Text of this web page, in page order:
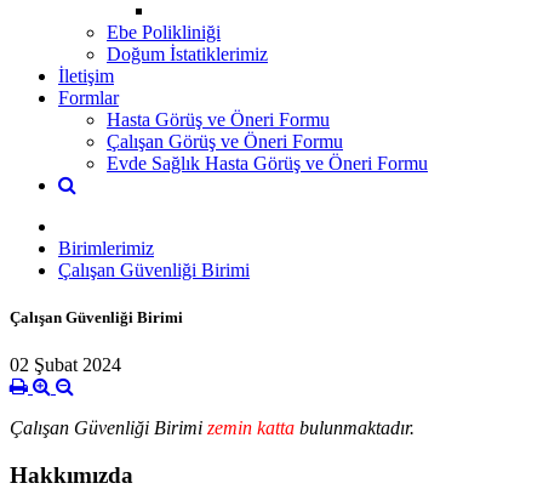
Ebe Polikliniği
Doğum İstatiklerimiz
İletişim
Formlar
Hasta Görüş ve Öneri Formu
Çalışan Görüş ve Öneri Formu
Evde Sağlık Hasta Görüş ve Öneri Formu
Birimlerimiz
Çalışan Güvenliği Birimi
Çalışan Güvenliği Birimi
02 Şubat 2024
Çalışan Güvenliği Birimi zemin katta bulunmaktadır.
Hakkımızda